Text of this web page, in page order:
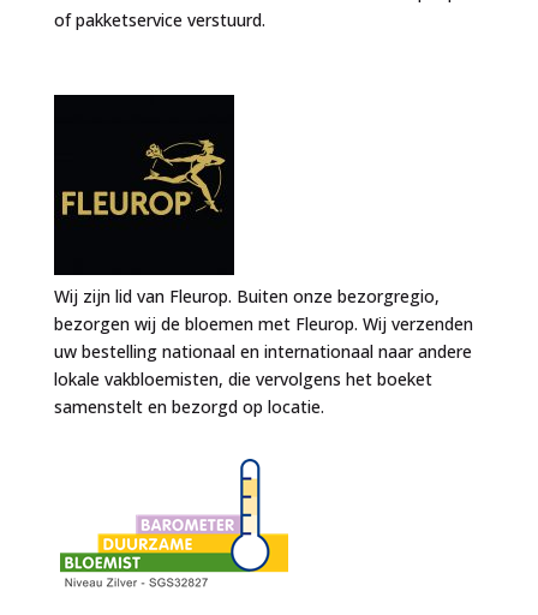
of pakketservice verstuurd.
Wij zijn lid van Fleurop. Buiten onze bezorgregio,
bezorgen wij de bloemen met Fleurop. Wij verzenden
uw bestelling nationaal en internationaal naar andere
lokale vakbloemisten, die vervolgens het boeket
samenstelt en bezorgd op locatie.